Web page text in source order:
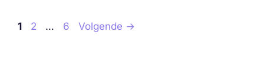
Pagina
1 Pagina
2 … Pagina
6 Volgende →